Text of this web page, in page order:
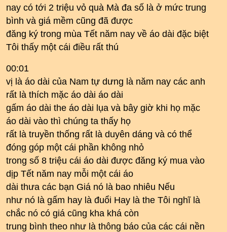
nay có tới 2 triệu vỏ quà Mà đa số là ở mức trung
bình và giá mềm cũng đã được
đăng ký trong mùa Tết năm nay về áo dài đặc biệt
Tôi thấy một cái điều rất thú
00:01
vị là áo dài của Nam tự dưng là năm nay các anh
rất là thích mặc áo dài áo dài
gấm áo dài the áo dài lụa và bây giờ khi họ mặc
áo dài vào thì chúng ta thấy họ
rất là truyền thống rất là duyên dáng và có thể
đóng góp một cái phần không nhỏ
trong số 8 triệu cái áo dài được đăng ký mua vào
dịp Tết năm nay mỗi một cái áo
dài thưa các bạn Giá nó là bao nhiêu Nếu
như nó là gấm hay là đuổi Hay là the Tôi nghĩ là
chắc nó có giá cũng kha khá còn
trung bình theo như là thông báo của các cái nền